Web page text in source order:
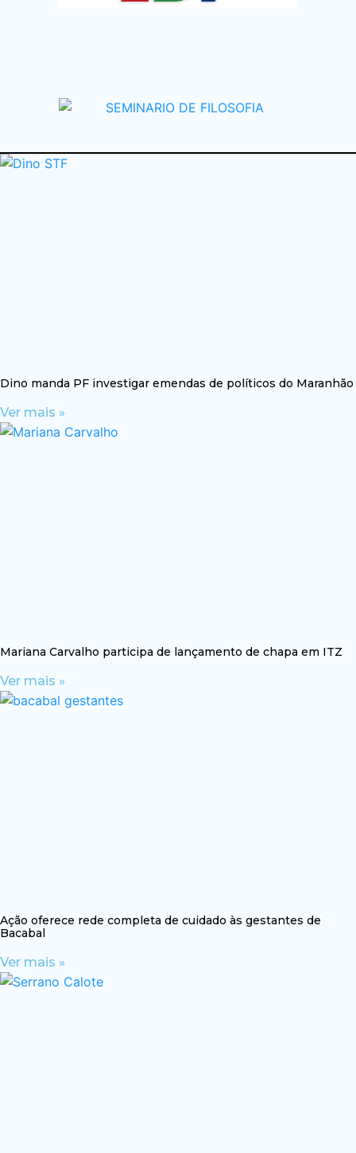
Dino manda PF investigar emendas de políticos do Maranhão
Ver mais »
Mariana Carvalho participa de lançamento de chapa em ITZ
Ver mais »
Ação oferece rede completa de cuidado às gestantes de
Bacabal
Ver mais »